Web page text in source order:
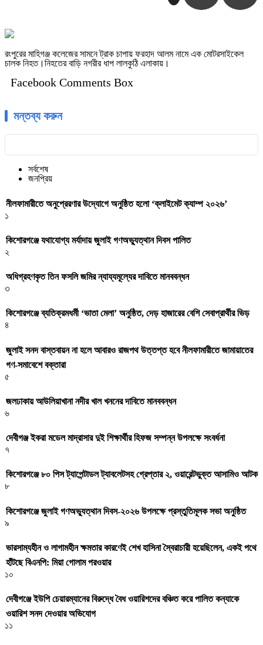
রংপুরের মাহিগঞ্জ কলেজের সামনে ট্রাক চাপায় ফরহাদ আলম নামে এক মোটরসাইকেল
চালক নিহত।নিহতের বাড়ি নগরীর ধাপ লালকুঠি এলাকায়।
Facebook Comments Box
মন্তব্য করুন
সর্বশেষ
জনপ্রিয়
নীলফামারীতে অনুপ্রেরণার উদ্যোগে অনুষ্ঠিত হলো ‘ক্লাইমেট ক্যাম্প ২০২৬’
১
কিশোরগঞ্জে যথাযোগ্য মর্যাদায় জুলাই গণঅভ্যুত্থান দিবস পালিত
২
অধিগ্রহণকৃত তিন ফসলি জমির ন্যায্যমূল্যের দাবিতে মানববন্ধন
৩
কিশোরগঞ্জে ব্যতিক্রমধর্মী ‘ভাতা মেলা’ অনুষ্ঠিত, দেড় হাজারের বেশি সেবাপ্রার্থীর ভিড়
৪
জুলাই সনদ বাস্তবায়ন না হলে আবারও রাজপথ উত্তপ্ত হবে নীলফামারীতে জামায়াতের
গণ-সমাবেশে বক্তারা
৫
জলঢাকায় আউলিয়াখানা নদীর খাল খননের দাবিতে মানববন্ধন
৬
দেবীগঞ্জ ইকরা মডেল মাদ্রাসার দুই শিক্ষার্থীর হিফজ সম্পন্ন উপলক্ষে সংবর্ধনা
৭
কিশোরগঞ্জে ৮০ পিস ট্যাপেন্টাডল ট্যাবলেটসহ গ্রেপ্তার ২, ওয়ারেন্টভুক্ত আসামিও আটক
৮
কিশোরগঞ্জে জুলাই গণঅভ্যুত্থান দিবস-২০২৬ উপলক্ষে প্রস্তুতিমূলক সভা অনুষ্ঠিত
৯
ভারসাম্যহীন ও লাগামহীন ক্ষমতার কারণেই শেখ হাসিনা স্বৈরাচারী হয়েছিলেন, একই পথে
হাঁটছে বিএনপি: মিয়া গোলাম পরওয়ার
১০
দেবীগঞ্জে ইউপি চেয়ারম্যানের বিরুদ্ধে বৈধ ওয়ারিশদের বঞ্চিত করে পালিত কন্যাকে
ওয়ারিশ সনদ দেওয়ার অভিযোগ
১১